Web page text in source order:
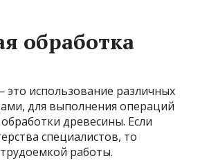
обработка
использование различных
для выполнения операций
древесины. Если
специалистов, то
работы.